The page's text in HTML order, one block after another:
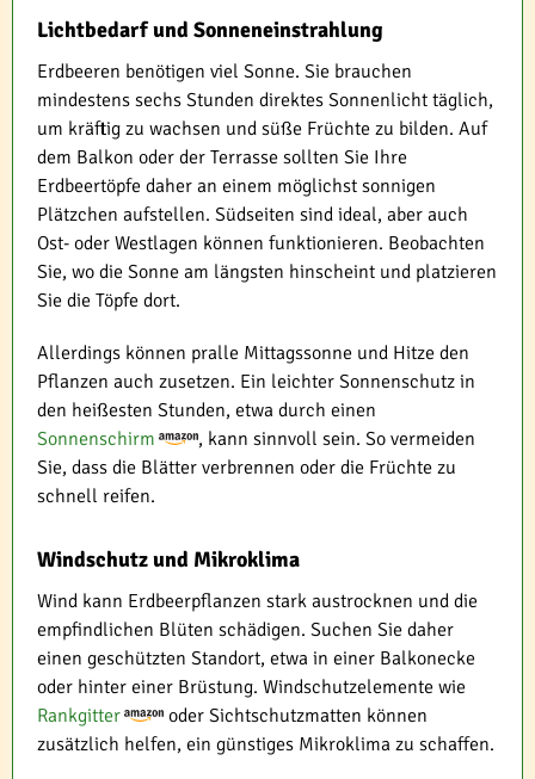
Lichtbedarf und Sonneneinstrahlung
Erdbeeren benötigen viel Sonne. Sie brauchen
mindestens sechs Stunden direktes Sonnenlicht täglich,
um kräftig zu wachsen und süße Früchte zu bilden. Auf
dem Balkon oder der Terrasse sollten Sie Ihre
Erdbeertöpfe daher an einem möglichst sonnigen
Plätzchen aufstellen. Südseiten sind ideal, aber auch
Ost- oder Westlagen können funktionieren. Beobachten
Sie, wo die Sonne am längsten hinscheint und platzieren
Sie die Töpfe dort.
Allerdings können pralle Mittagssonne und Hitze den
Pflanzen auch zusetzen. Ein leichter Sonnenschutz in
den heißesten Stunden, etwa durch einen
Sonnenschirm
, kann sinnvoll sein. So vermeiden
Sie, dass die Blätter verbrennen oder die Früchte zu
schnell reifen.
Windschutz und Mikroklima
Wind kann Erdbeerpflanzen stark austrocknen und die
empfindlichen Blüten schädigen. Suchen Sie daher
einen geschützten Standort, etwa in einer Balkonecke
oder hinter einer Brüstung. Windschutzelemente wie
Rankgitter
oder Sichtschutzmatten können
zusätzlich helfen, ein günstiges Mikroklima zu schaffen.